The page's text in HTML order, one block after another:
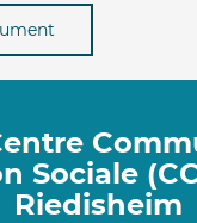
Sociale
Riedisheim